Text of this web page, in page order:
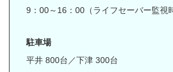
9：00～16：00（ライフセーバー監視
駐車場
平井 800台／下津 300台